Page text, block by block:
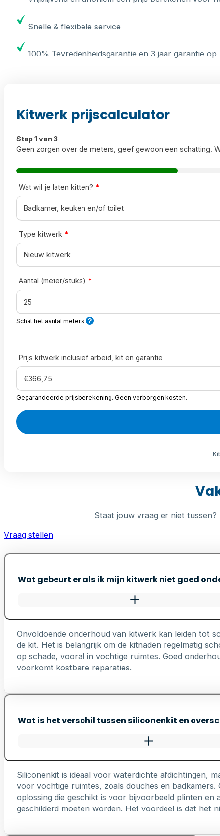
Snelle & flexibele service
100% Tevredenheidsgarantie en 3 jaar garantie
Kitwerk prijscalculator
Stap 1 van 3
Geen zorgen over de meters, geef gewoon een schatting.
Wat wil je laten kitten? *
Type kitwerk *
Aantal (meter/stuks) *
Schat het aantal meters
Prijs kitwerk inclusief arbeid, kit en garantie
Gegarandeerde prijsberekening. Geen verborgen kosten.
Staat jouw vraag er niet tussen?
Vraag stellen
Wat gebeurt er als ik mijn kitwerk niet goed
Onvoldoende onderhoud van kitwerk kan leiden tot
de kit. Het is belangrijk om de kitnaden regelmatig
op schade, vooral in vochtige ruimtes. Goed
voorkomt kostbare reparaties.
Wat is het verschil tussen siliconenkit en
Siliconenkit is ideaal voor waterdichte afdichtingen,
voor vochtige ruimtes, zoals douches en badkamers.
oplossing die geschikt is voor bijvoorbeeld plinten en
geschilderd moeten worden. Het voordeel is dat het